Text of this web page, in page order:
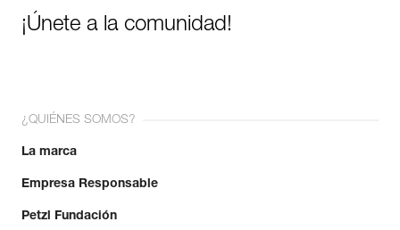
¡Únete a la comunidad!
¿QUIÉNES SOMOS?
La marca
Empresa Responsable
Petzl Fundación